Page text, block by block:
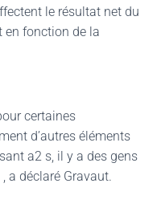
le résultat net du
en fonction de la
certaines
d’autres éléments
a2 s, il y a des gens
a déclaré Gravaut.